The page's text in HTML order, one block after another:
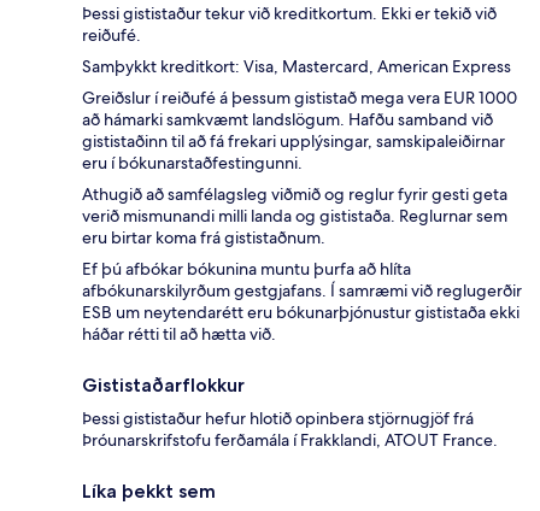
Þessi gististaður tekur við kreditkortum. Ekki er tekið við
reiðufé.
Samþykkt kreditkort: Visa, Mastercard, American Express
Greiðslur í reiðufé á þessum gististað mega vera EUR 1000
að hámarki samkvæmt landslögum. Hafðu samband við
gististaðinn til að fá frekari upplýsingar, samskipaleiðirnar
eru í bókunarstaðfestingunni.
Athugið að samfélagsleg viðmið og reglur fyrir gesti geta
verið mismunandi milli landa og gististaða. Reglurnar sem
eru birtar koma frá gististaðnum.
Ef þú afbókar bókunina muntu þurfa að hlíta
afbókunarskilyrðum gestgjafans. Í samræmi við reglugerðir
ESB um neytendarétt eru bókunarþjónustur gististaða ekki
háðar rétti til að hætta við.
Gististaðarflokkur
Þessi gististaður hefur hlotið opinbera stjörnugjöf frá
Þróunarskrifstofu ferðamála í Frakklandi, ATOUT France.
Líka þekkt sem